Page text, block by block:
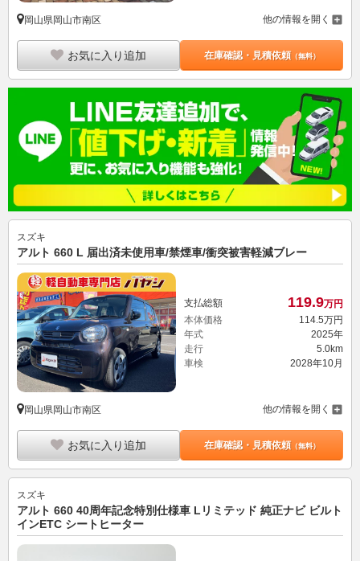
岡山県岡山市南区 他の情報を開く
お気に入り追加 在庫確認・見積依頼（無料）
スズキ
アルト 660 L 届出済未使用車/禁煙車/衝突被害軽減ブレー
支払総額 119.9万円
本体価格
114.5万円
年式
2025年
走行
5.0km
車検
2028年10月
岡山県岡山市南区 他の情報を開く
お気に入り追加 在庫確認・見積依頼（無料）
スズキ
アルト 660 40周年記念特別仕様車 Lリミテッド 純正ナビ ビルト
インETC シートヒーター